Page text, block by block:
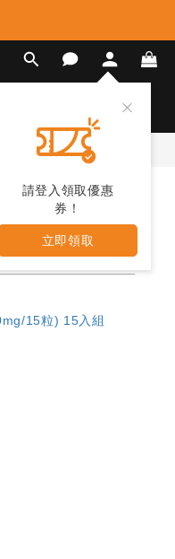
請登入領取優惠
券！
立即領取
頁顯示 24 個